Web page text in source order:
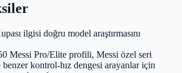
ilgisi doğru model araştırmasını
Messi Pro/Elite profili, Messi özel seri
benzer kontrol-hız dengesi arayanlar için